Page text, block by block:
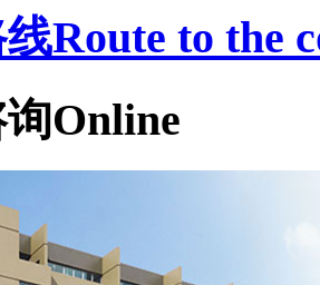
Route to the
Online